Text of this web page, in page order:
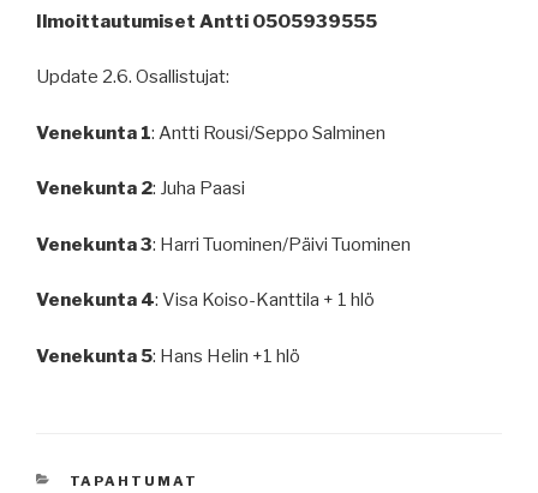
Ilmoittautumiset Antti 0505939555
Update 2.6. Osallistujat:
Venekunta 1: Antti Rousi/Seppo Salminen
Venekunta 2: Juha Paasi
Venekunta 3: Harri Tuominen/Päivi Tuominen
Venekunta 4: Visa Koiso-Kanttila + 1 hlö
Venekunta 5: Hans Helin +1 hlö
KATEGORIAT
TAPAHTUMAT